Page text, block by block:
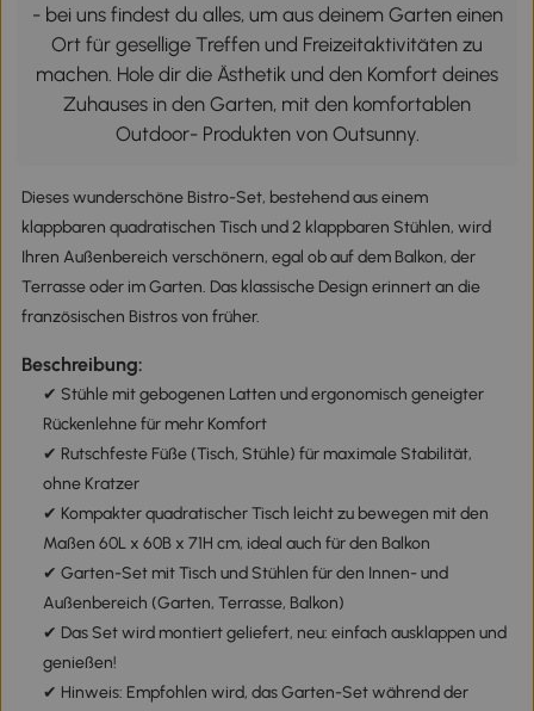
- bei uns findest du alles, um aus deinem Garten einen
Ort für gesellige Treffen und Freizeitaktivitäten zu
machen. Hole dir die Ästhetik und den Komfort deines
Zuhauses in den Garten, mit den komfortablen
Outdoor- Produkten von Outsunny.
Dieses wunderschöne Bistro-Set, bestehend aus einem
klappbaren quadratischen Tisch und 2 klappbaren Stühlen, wird
Ihren Außenbereich verschönern, egal ob auf dem Balkon, der
Terrasse oder im Garten. Das klassische Design erinnert an die
französischen Bistros von früher.
Beschreibung:
✔ Stühle mit gebogenen Latten und ergonomisch geneigter
Rückenlehne für mehr Komfort
✔ Rutschfeste Füße (Tisch, Stühle) für maximale Stabilität,
ohne Kratzer
✔ Kompakter quadratischer Tisch leicht zu bewegen mit den
Maßen 60L x 60B x 71H cm, ideal auch für den Balkon
✔ Garten-Set mit Tisch und Stühlen für den Innen- und
Außenbereich (Garten, Terrasse, Balkon)
✔ Das Set wird montiert geliefert, neu: einfach ausklappen und
genießen!
✔ Hinweis: Empfohlen wird, das Garten-Set während der